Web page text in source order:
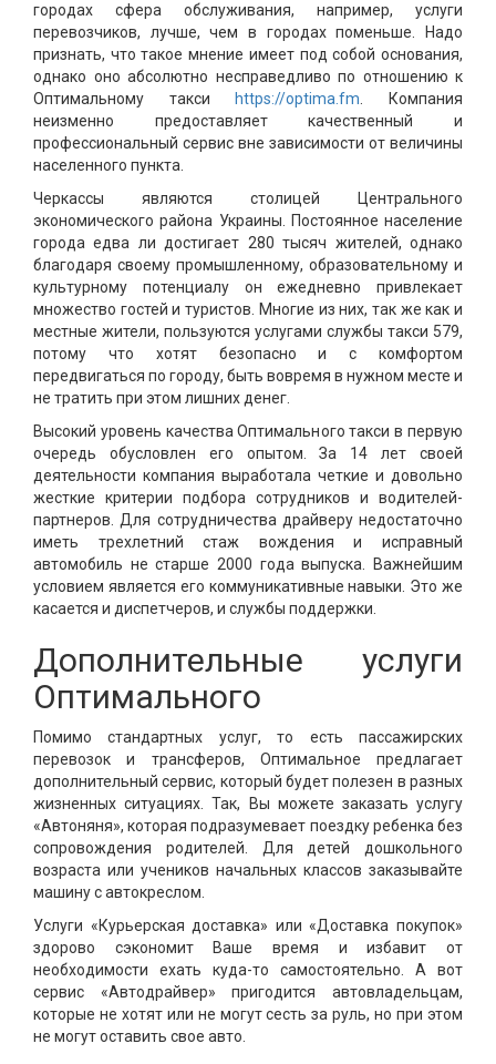
городах сфера обслуживания, например, услуги
перевозчиков, лучше, чем в городах поменьше. Надо
признать, что такое мнение имеет под собой основания,
однако оно абсолютно несправедливо по отношению к
Оптимальному такси
https://optima.fm . Компания
неизменно предоставляет качественный и
профессиональный сервис вне зависимости от величины
населенного пункта.
Черкассы являются столицей Центрального
экономического района Украины. Постоянное население
города едва ли достигает 280 тысяч жителей, однако
благодаря своему промышленному, образовательному и
культурному потенциалу он ежедневно привлекает
множество гостей и туристов. Многие из них, так же как и
местные жители, пользуются услугами службы такси 579,
потому что хотят безопасно и с комфортом
передвигаться по городу, быть вовремя в нужном месте и
не тратить при этом лишних денег.
Высокий уровень качества Оптимального такси в первую
очередь обусловлен его опытом. За 14 лет своей
деятельности компания выработала четкие и довольно
жесткие критерии подбора сотрудников и водителей-
партнеров. Для сотрудничества драйверу недостаточно
иметь трехлетний стаж вождения и исправный
автомобиль не старше 2000 года выпуска. Важнейшим
условием является его коммуникативные навыки. Это же
касается и диспетчеров, и службы поддержки.
Дополнительные услуги
Оптимального
Помимо стандартных услуг, то есть пассажирских
перевозок и трансферов, Оптимальное предлагает
дополнительный сервис, который будет полезен в разных
жизненных ситуациях. Так, Вы можете заказать услугу
«Автоняня», которая подразумевает поездку ребенка без
сопровождения родителей. Для детей дошкольного
возраста или учеников начальных классов заказывайте
машину с автокреслом.
Услуги «Курьерская доставка» или «Доставка покупок»
здорово сэкономит Ваше время и избавит от
необходимости ехать куда-то самостоятельно. А вот
сервис «Автодрайвер» пригодится автовладельцам,
которые не хотят или не могут сесть за руль, но при этом
не могут оставить свое авто.